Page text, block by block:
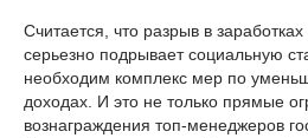
Считается, что разрыв в
серьезно подрывает социальную
необходим комплекс мер по
доходах. И это не только прямые
вознаграждения топ-менеджеров